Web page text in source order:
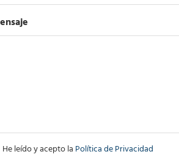
He leído y acepto la Política de Privacidad